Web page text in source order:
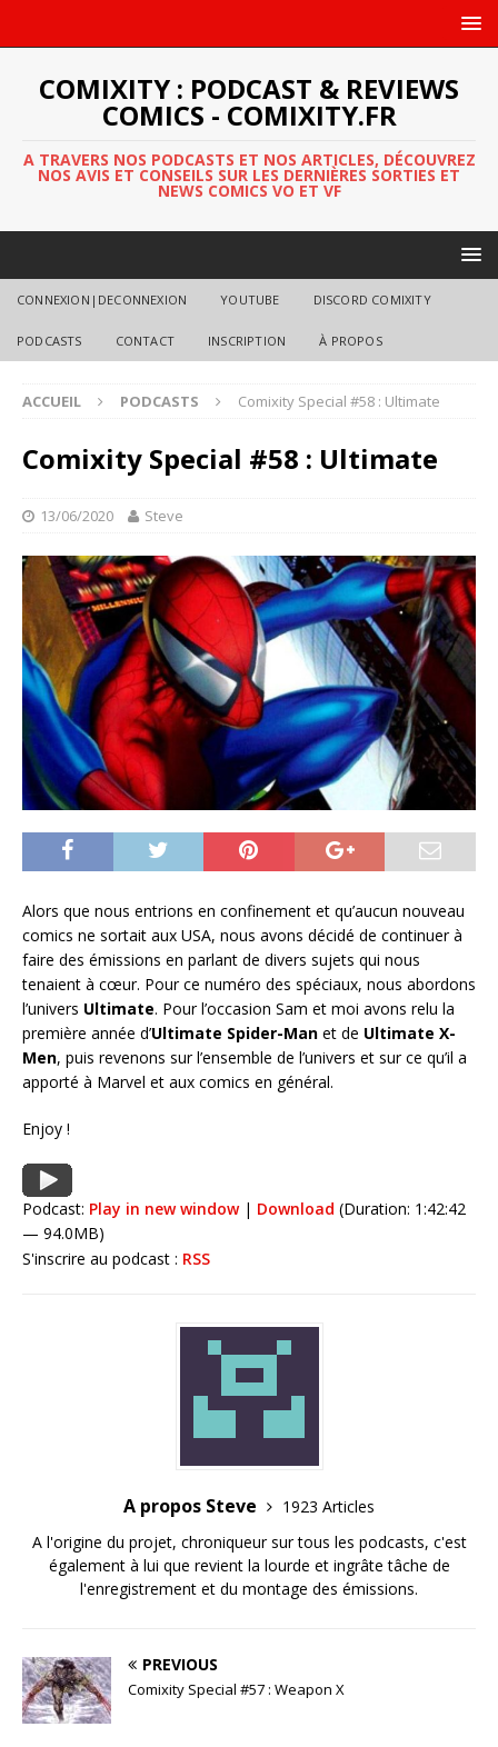
COMIXITY : PODCAST & REVIEWS
COMICS - COMIXITY.FR
A TRAVERS NOS PODCASTS ET NOS ARTICLES, DÉCOUVREZ
NOS AVIS ET CONSEILS SUR LES DERNIÈRES SORTIES ET
NEWS COMICS VO ET VF
CONNEXION|DECONNEXION YOUTUBE DISCORD COMIXITY
PODCASTS CONTACT INSCRIPTION À PROPOS
ACCUEIL PODCASTS Comixity Special #58 : Ultimate
Comixity Special #58 : Ultimate
13/06/2020 Steve
Alors que nous entrions en confinement et qu’aucun nouveau
comics ne sortait aux USA, nous avons décidé de continuer à
faire des émissions en parlant de divers sujets qui nous
tenaient à cœur. Pour ce numéro des spéciaux, nous abordons
l’univers Ultimate. Pour l’occasion Sam et moi avons relu la
première année d’Ultimate Spider-Man et de Ultimate X-
Men, puis revenons sur l’ensemble de l’univers et sur ce qu’il a
apporté à Marvel et aux comics en général.
Enjoy !
Podcast: Play in new window| Download (Duration: 1:42:42
— 94.0MB)
S'inscrire au podcast : RSS
A propos Steve
1923 Articles
A l'origine du projet, chroniqueur sur tous les podcasts, c'est
également à lui que revient la lourde et ingrâte tâche de
l'enregistrement et du montage des émissions.
PREVIOUS
Comixity Special #57 : Weapon X